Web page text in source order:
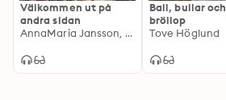
Välkommen ut på
andra sidan
AnnaMaria Jansson, AnnaMaria Fredholm
Bali, bullar och
bröllop
Tove Höglund